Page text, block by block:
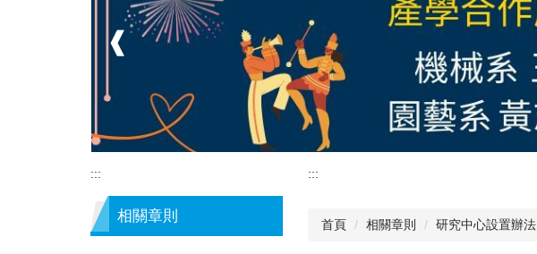
❰
:::
相關章則
:::
首頁 相關章則 研究中心設置辦法